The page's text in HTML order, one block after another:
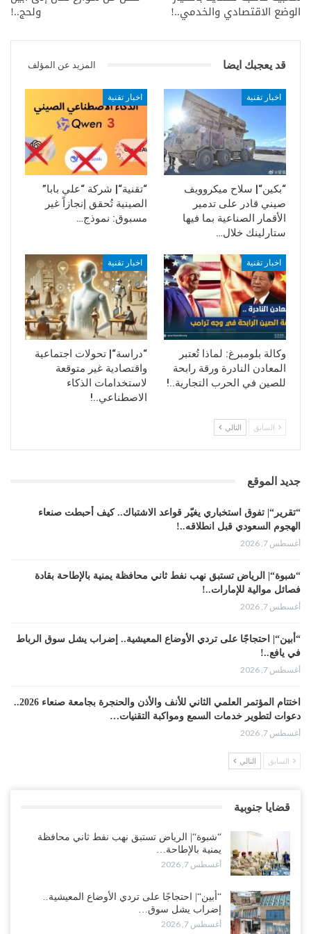
إضافية في عدد المفاعلات والتقنيات النووية الروسية الرائدة في
الوضع الاقتصادي والخدمي..! ولحج..!
قد يعجبك ايضا المزيد عن المؤلف
اخبار تقنية
“بكين“| سلاح ميكروويف
صيني قادر على تدمير
الأقمار الصناعية بما فيها
ستارلينك خلال…
اخبار تقنية
“تقنية“| شركة “علي بابا”
الصينية تُحقق إنجازاً غير
مسبوق: نموذج…
اخبار تقنية
وكالة بلومبرغ: لماذا تُعتبر
المعادن النادرة ورقة رابحة
للصين في الحرب التجارية..!
اخبار تقنية
“دراسة“| تحولات اجتماعية
واقتصادية غير متوقعة
لاستخدامات الذكاء
الاصطناعي..!
السابق التالي
جديد الموقع
“تقرير“| تفوق استخباري يغيّر قواعد الاشتباك.. كيف أحبطت صنعاء
الهجوم السعودي قبل انطلاقه..!
أغسطس 7, 2026
“شبوة“| الرياض تستبق نهب نفط ثاني محافظة يمنية بالإطاحة بقادة
فصائل موالية للإمارات..!
أغسطس 7, 2026
“أبين“| احتجاجًا على تردي الأوضاع المعيشية.. إضراب يشل سوق الرباط
في يافع..!
أغسطس 7, 2026
اختتام المؤتمر العلمي الثاني للأنف والأذن والحنجرة بجامعة صنعاء 2026..
دعوات لتطوير خدمات السمع ومواكبة التقنيات…
أغسطس 7, 2026
“حضرموت“| عصيان مدني واسع ورفض للتجنيد السعودي يوسّعان
واسعة وإعادة ترتيب المشهد العسكري..!
أغسطس 6, 2026
ضربات صنعاء تربك التحشيدات السعودية شرق اليمن.. خسائر بشرية
وانسحابات وفوضى تعصف بمعسكرات حضرموت ومأرب..!
أغسطس 6, 2026
السابق التالي
قضايا جنوبية
“شبوة“| الرياض تستبق نهب نفط ثاني محافظة
يمنية بالإطاحة…
أغسطس 7, 2026
“أبين“| احتجاجًا على تردي الأوضاع المعيشية..
إضراب يشل سوق…
أغسطس 7, 2026